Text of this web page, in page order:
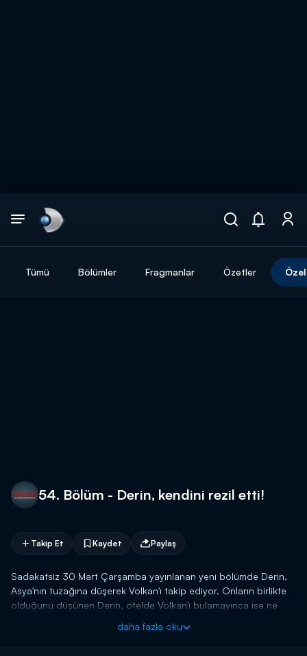
Tümü Bölümler Fragmanlar Özetler
54. Bölüm - Derin, kendini rezil etti!
Takip Et Kaydet Paylaş
Sadakatsiz 30 Mart Çarşamba yayınlanan yeni bölümde Derin,
Asya'nın tuzağına düşerek Volkan'ı takip ediyor. Onların birlikte
olduğunu düşünen Derin, otelde Volkan'ı bulamayınca ise ne
bu defa çok sinirleniyor ve Derin yaptığından dolayı büyük utanç
daha fazla oku